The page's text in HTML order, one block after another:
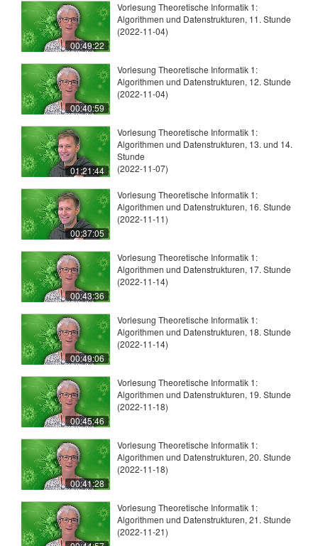
00:49:22
Vorlesung Theoretische Informatik 1:
Algorithmen und Datenstrukturen, 11. Stunde
(2022-11-04)
00:40:59
Vorlesung Theoretische Informatik 1:
Algorithmen und Datenstrukturen, 12. Stunde
(2022-11-04)
01:21:44
Vorlesung Theoretische Informatik 1:
Algorithmen und Datenstrukturen, 13. und 14.
Stunde
(2022-11-07)
00:37:05
Vorlesung Theoretische Informatik 1:
Algorithmen und Datenstrukturen, 16. Stunde
(2022-11-11)
00:43:36
Vorlesung Theoretische Informatik 1:
Algorithmen und Datenstrukturen, 17. Stunde
(2022-11-14)
00:49:06
Vorlesung Theoretische Informatik 1:
Algorithmen und Datenstrukturen, 18. Stunde
(2022-11-14)
00:45:46
Vorlesung Theoretische Informatik 1:
Algorithmen und Datenstrukturen, 19. Stunde
(2022-11-18)
00:41:28
Vorlesung Theoretische Informatik 1:
Algorithmen und Datenstrukturen, 20. Stunde
(2022-11-18)
Vorlesung Theoretische Informatik 1:
Algorithmen und Datenstrukturen, 21. Stunde
(2022-11-21)